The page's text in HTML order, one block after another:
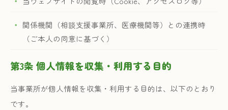
関係機関（相談支援事業所、医療機関等）との連携時
（ご本人の同意に基づく）
第3条 個人情報を収集・利用する目的
当事業所が個人情報を収集・利用する目的は、以下のとおり
です。